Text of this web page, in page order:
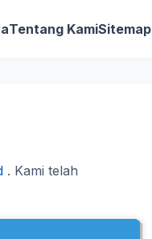
Tentang KamiSitemap
. Kami telah